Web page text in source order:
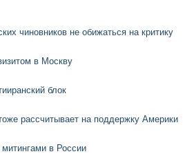
чиновников не обижаться на критику
в Москву
блок
рассчитывает на поддержку Америки
в России